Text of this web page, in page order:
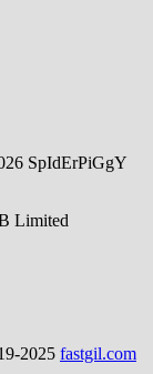
SpIdErPiGgY
Limited
2025 fastgil.com